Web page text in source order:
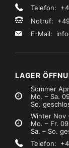
Telefon:
Notruf: +49
E-Mail:
LAGER
Sommer
Mo. – Sa.
So.
Winter Nov
Mo. – Fr.
Sa. – So.
Telefon: